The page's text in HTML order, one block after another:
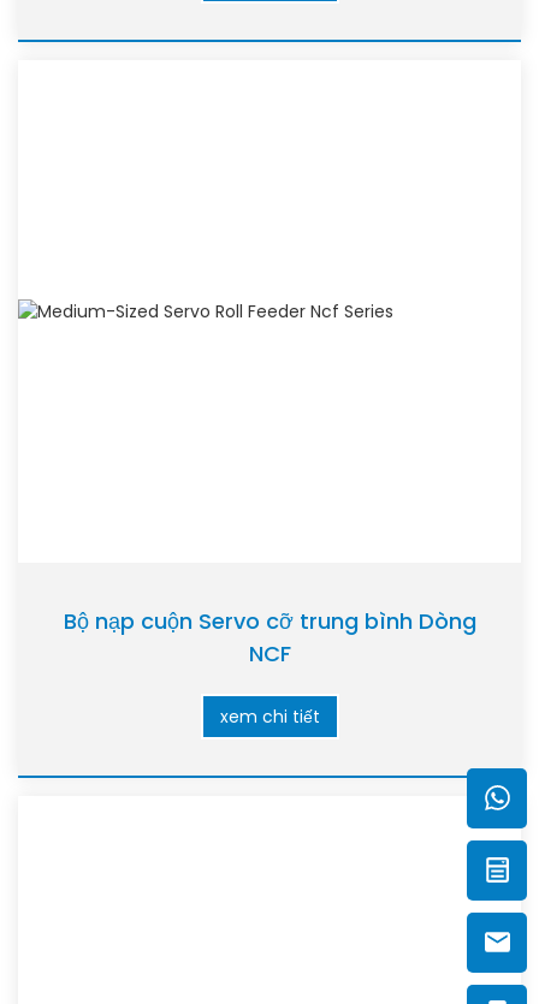
Bộ nạp cuộn Servo cỡ trung bình Dòng
NCF
xem chi tiết